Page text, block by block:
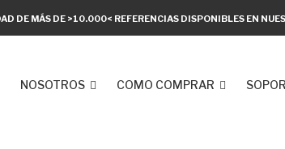
DE MÁS DE >10.000< REFERENCIAS DISPONIBLES EN
NOSOTROS COMO COMPRAR